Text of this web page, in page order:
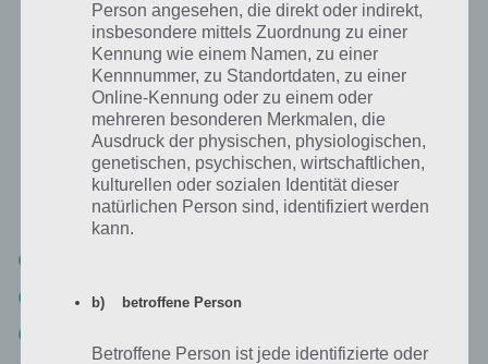
Swampys Geschichte Kapitel 5 Lösung
Nachdem wir nun bereits die ersten vier Kapitel von Where’s My
Water, genauer gesagt von Swampys Geschichte, präsentiert haben,
soll es nun auch ein Video Walkthrough zu Kapitel 5 geben.
Nachfolgend die Lösung dieser Level von Wo ist mein Wasser als
Video (dieses mal beinahltet das Video alle Level):
http://www.youtube.com/watch?v=WdxTWBmvPYA
Level 5-2
Person angesehen, die direkt oder indirekt,
insbesondere mittels Zuordnung zu einer
Kennung wie einem Namen, zu einer
Kennnummer, zu Standortdaten, zu einer
Online-Kennung oder zu einem oder
mehreren besonderen Merkmalen, die
Ausdruck der physischen, physiologischen,
genetischen, psychischen, wirtschaftlichen,
kulturellen oder sozialen Identität dieser
natürlichen Person sind, identifiziert werden
kann.
b) betroffene Person
Betroffene Person ist jede identifizierte oder